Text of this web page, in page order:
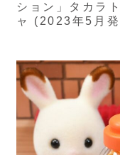
ション」タカラ
ャ (2023年5月